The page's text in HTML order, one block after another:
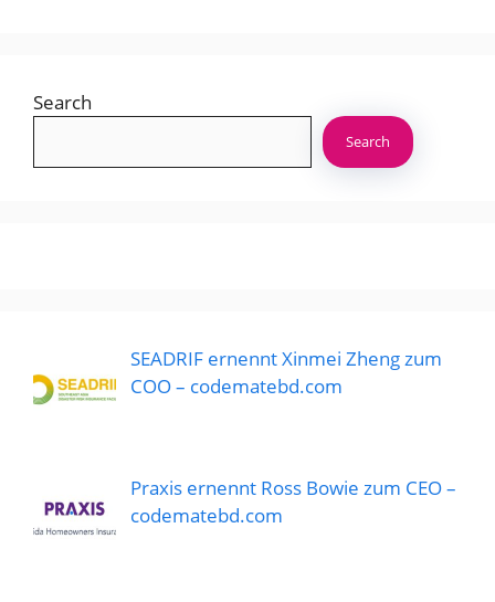
Search
Search
SEADRIF ernennt Xinmei Zheng zum
COO – codematebd.com
Praxis ernennt Ross Bowie zum CEO –
codematebd.com